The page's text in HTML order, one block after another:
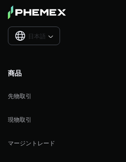
日本語 
商品
先物取引
現物取引
マージントレード